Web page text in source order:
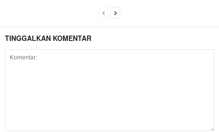
TINGGALKAN KOMENTAR